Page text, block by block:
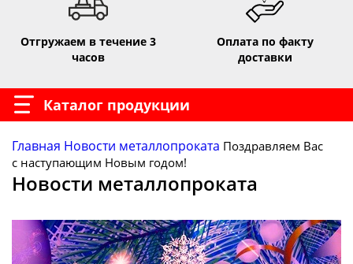
Отгружаем в течение 3
часов
Оплата по факту
доставки
Каталог продукции
Главная Новости металлопроката Поздравляем Вас
с наступающим Новым годом!
Новости металлопроката